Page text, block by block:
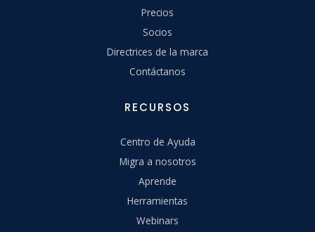
Precios
Socios
Directrices de la marca
Contáctanos
RECURSOS
Centro de Ayuda
Migra a nosotros
Aprende
Herramientas
Webinars